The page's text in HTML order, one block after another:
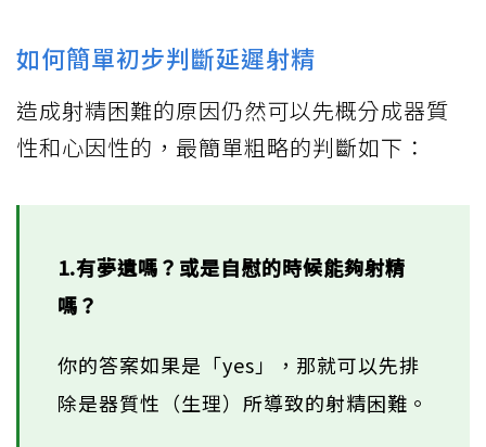
如何簡單初步判斷延遲射精
造成射精困難的原因仍然可以先概分成器質
性和心因性的，最簡單粗略的判斷如下：
1.有夢遺嗎？或是自慰的時候能夠射精
嗎？
你的答案如果是「yes」，那就可以先排
除是器質性（生理）所導致的射精困難。